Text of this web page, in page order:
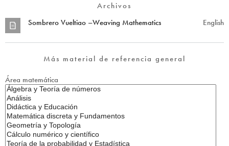
Archivos
English
Sombrero Vueltiao –Weaving Mathematics
Más material de referencia general
Área matemática